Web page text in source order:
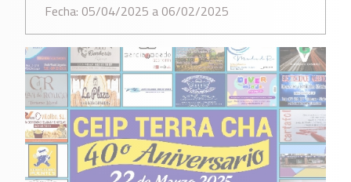
Fecha: 05/04/2025 a 06/02/2025